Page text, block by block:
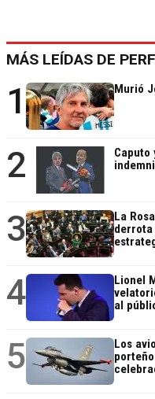
MÁS LEÍDAS DE
1 Murió
2
3
La
derrota
4
Lionel
al
5
Los